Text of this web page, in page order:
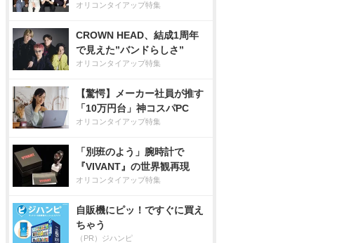
オリコンタイアップ特集
CROWN HEAD、結成1周年
で見えた”バンドらしさ”
オリコンタイアップ特集
【驚愕】メーカー社員が推す
「10万円台」神コスパPC
オリコンタイアップ特集
「別班のよう」腕時計で
『VIVANT』の世界観再現
オリコンタイアップ特集
自販機にピッ！ですぐに買え
ちゃう
（PR）ジハンピ